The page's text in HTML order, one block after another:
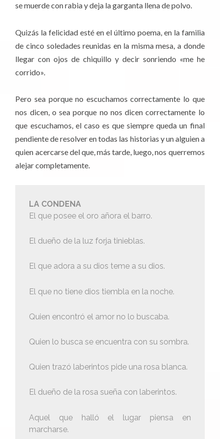
se muerde con rabia y deja la garganta llena de polvo.
Quizás la felicidad esté en el último poema, en la familia
de cinco soledades reunidas en la misma mesa, a donde
llegar con ojos de chiquillo y decir sonriendo «me he
corrido».
Pero sea porque no escuchamos correctamente lo que
nos dicen, o sea porque no nos dicen correctamente lo
que escuchamos, el caso es que siempre queda un final
pendiente de resolver en todas las historias y un alguien a
quien acercarse del que, más tarde, luego, nos querremos
alejar completamente.
LA CONDENA
El que posee el oro añora el barro.
El dueño de la luz forja tinieblas.
El que adora a su dios teme a su dios.
El que no tiene dios tiembla en la noche.
Quien encontró el amor no lo buscaba.
Quien lo busca se encuentra con su sombra.
Quien trazó laberintos pide una rosa blanca.
El dueño de la rosa sueña con laberintos.
Aquel que halló el lugar piensa en
marcharse.